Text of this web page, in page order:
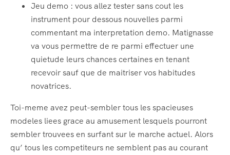
Jeu demo : vous allez tester sans cout les
instrument pour dessous nouvelles parmi
commentant ma interpretation demo. Matignasse
va vous permettre de re parmi effectuer une
quietude leurs chances certaines en tenant
recevoir sauf que de maitriser vos habitudes
novatrices.
Toi-meme avez peut-sembler tous les spacieuses
modeles liees grace au amusement lesquels pourront
sembler trouvees en surfant sur le marche actuel. Alors
qu’ tous les competiteurs ne semblent pas au courant